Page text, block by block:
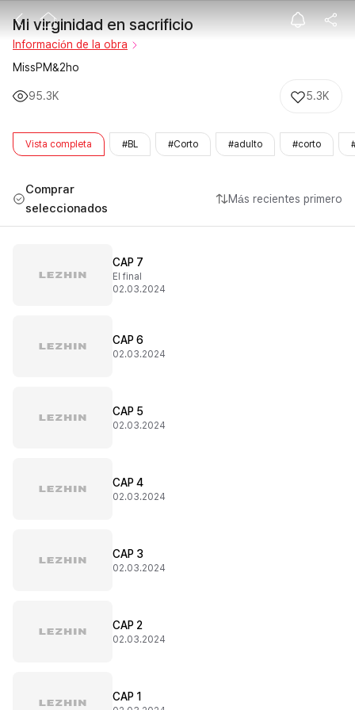
Mi virginidad
Mi virginidad en sacrificio
Información de la obra
MissPM&2ho
95.3K 5.3K
Vista completa #BL #Corto #adulto #corto
Comprar
seleccionados
Más recientes primero
CAP 7
El final
02.03.2024
CAP 6
02.03.2024
CAP 5
02.03.2024
CAP 4
02.03.2024
CAP 3
02.03.2024
CAP 2
02.03.2024
CAP 1